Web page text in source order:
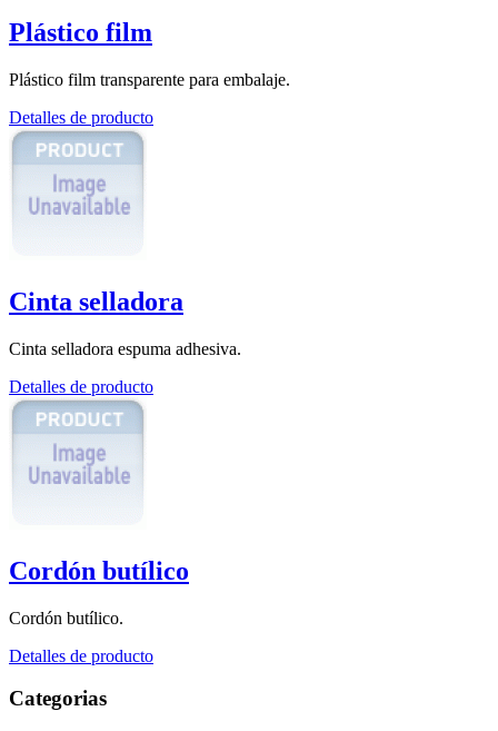
Plástico film
Plástico film transparente para embalaje.
Detalles de producto
Cinta selladora
Cinta selladora espuma adhesiva.
Detalles de producto
Cordón butílico
Cordón butílico.
Detalles de producto
Categorias